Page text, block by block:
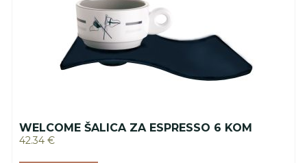
WELCOME ŠALICA ZA ESPRESSO 6 KOM
42.34 €